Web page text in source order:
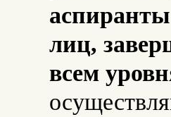
лиц,
всем